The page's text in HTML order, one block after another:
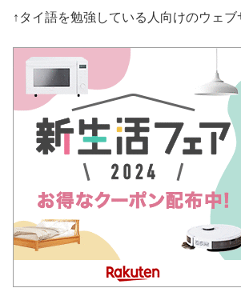
↑タイ語を勉強している人向けのウェブ